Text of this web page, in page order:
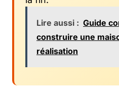
Lire aussi : Guide
construire une
réalisation